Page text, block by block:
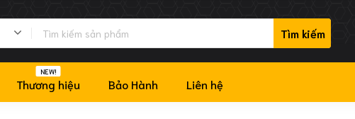
Thương hiệu
NEW!
Bảo Hành Liên hệ